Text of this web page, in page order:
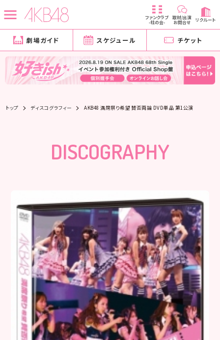
ファンクラブ
-柱の会-
取材/出演
お問合せ リクルート
劇場ガイド スケジュール チケット
トップ ディスコグラフィー AKB48 満席祭り希望 賛否両論 DVD単品 第1公演
DISCOGRAPHY